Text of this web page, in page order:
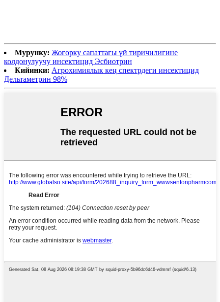
Мурунку: Жогорку сапаттагы үй тиричилигине
колдонулуучу инсектицид Эсбиотрин
Кийинки: Агрохимиялык кең спектрдеги инсектицид
Дельтаметрин 98%